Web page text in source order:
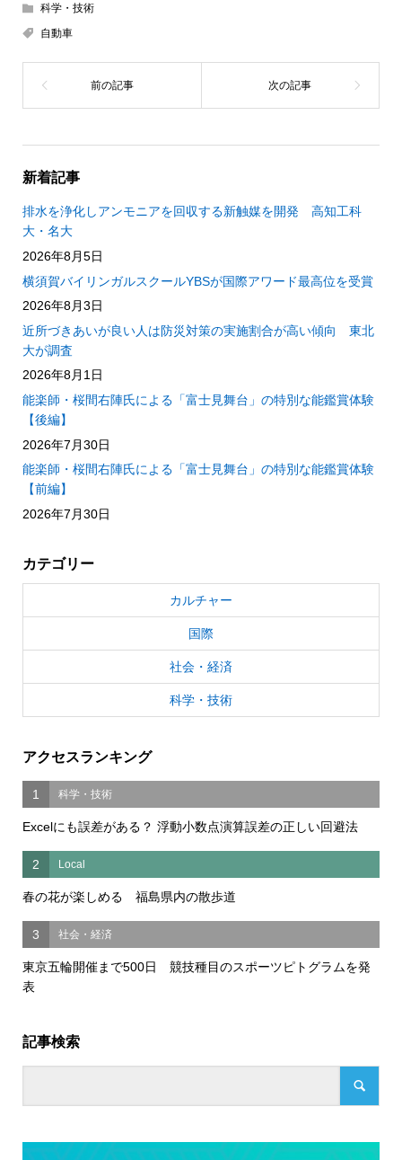
科学・技術
自動車
新着記事
排水を浄化しアンモニアを回収する新触媒を開発 高知工科
大・名大
2026年8月5日
横須賀バイリンガルスクールYBSが国際アワード最高位を受賞
2026年8月3日
近所づきあいが良い人は防災対策の実施割合が高い傾向 東北
大が調査
2026年8月1日
能楽師・桜間右陣氏による「富士見舞台」の特別な能鑑賞体験
【後編】
2026年7月30日
能楽師・桜間右陣氏による「富士見舞台」の特別な能鑑賞体験
【前編】
2026年7月30日
カテゴリー
カルチャー
国際
社会・経済
科学・技術
アクセスランキング
1 科学・技術
Excelにも誤差がある？ 浮動小数点演算誤差の正しい回避法
2 Local
春の花が楽しめる 福島県内の散歩道
3 社会・経済
東京五輪開催まで500日 競技種目のスポーツピトグラムを発
表
記事検索